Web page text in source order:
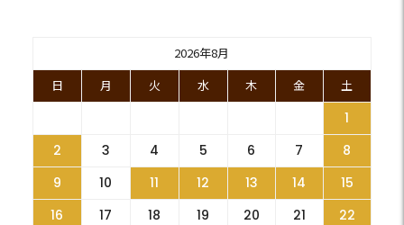
2026年8月
日
月 火 水 木 金 土
1
2
3 4 5 6 7
8
9
10 11 12 13 14
15
16
17 18 19 20 21
22